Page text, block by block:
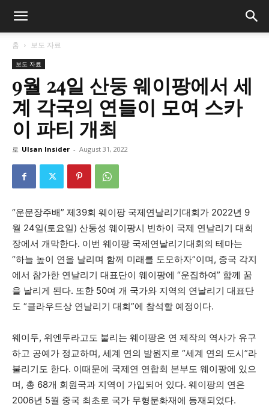
홈 보도 자료
보도 자료
9월 24일 산둥 웨이팡에서 세
계 각국의 연들이 모여 스카
이 파티 개최
로 Ulsan Insider - August 31, 2022
“운문장주배” 제39회 웨이팡 국제연날리기대회가 2022년 9
월 24일(토요일) 산둥성 웨이팡시 빈하이 국제 연날리기 대회
장에서 개막한다. 이번 웨이팡 국제연날리기대회의 테마는
“하늘 높이 연을 날리며 함께 미래를 도모하자”이며, 중국 각지
에서 참가한 연날리기 대표단이 웨이팡에 “운집하여” 함께 꿈
을 날리게 된다. 또한 50여 개 국가와 지역의 연날리기 대표단
도 “클라우드상 연날리기 대회”에 참석할 예정이다.
웨이두, 위엔두라고도 불리는 웨이팡은 연 제작의 역사가 유구
하고 공예가 정교하며, 세계 연의 발원지로 “세계 연의 도시”라
불리기도 한다. 이때문에 국제연 연합회 본부도 웨이팡에 있으
며, 총 68개 회원국과 지역이 가입되어 있다. 웨이팡의 연은
2006년 5월 중국 최초로 국가 무형문화재에 등재되었다.